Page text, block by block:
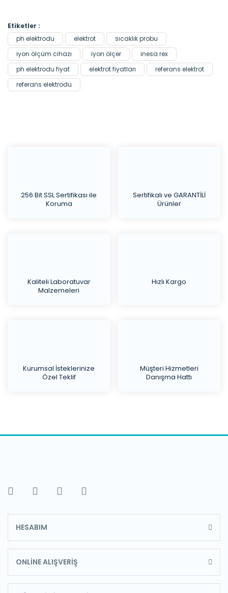
Etiketler :
ph elektrodu
elektrot
sıcaklık probu
iyon ölçüm cihazı
iyon ölçer
inesa rex
ph elektrodu fiyat
elektrot fiyatları
referans elektrot
referans elektrodu
256 Bit SSL Sertifikası ile
Koruma
Sertifikalı ve GARANTİLİ
Ürünler
Kaliteli Laboratuvar
Malzemeleri
Hızlı Kargo
Kurumsal İsteklerinize
Özel Teklif
Müşteri Hizmetleri
Danışma Hattı
HESABIM
ONLİNE ALIŞVERİŞ